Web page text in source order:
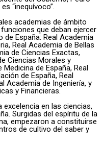
“inequívoco”.
academias de ámbito
que deban ejercer
España: Real Academia
Real Academia de Bellas
de Ciencias Exactas,
Ciencias Morales y
de España, Real
de España, Real
Academia de Ingeniería, y
y Financieras.
excelencia en las ciencias,
Surgidas del espíritu de la
empezaron a constituirse
de cultivo del saber y